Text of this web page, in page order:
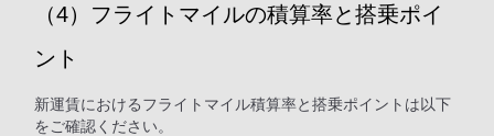
（4）フライトマイルの積算率と搭乗ポイ
ント
新運賃におけるフライトマイル積算率と搭乗ポイントは以下
をご確認ください。